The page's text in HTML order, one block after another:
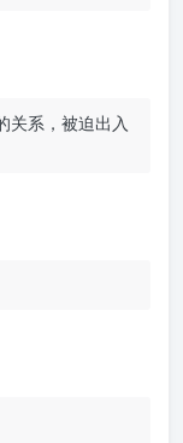
关系，被迫出入